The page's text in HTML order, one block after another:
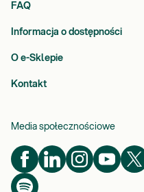
FAQ
Informacja o dostępności
O e-Sklepie
Kontakt
Media społecznościowe